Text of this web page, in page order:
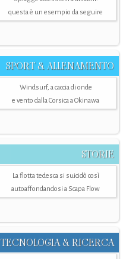
questa è un esempio da seguire
SPORT & ALLENAMENTO
Windsurf, a caccia di onde
e vento dalla Corsica a Okinawa
STORIE
La flotta tedesca si suicidò così
autoaffondandosi a Scapa Flow
TECNOLOGIA & RICERCA